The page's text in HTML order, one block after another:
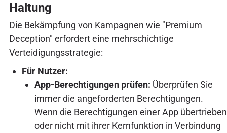
Haltung
Die Bekämpfung von Kampagnen wie "Premium
Deception" erfordert eine mehrschichtige
Verteidigungsstrategie:
Für Nutzer:
App-Berechtigungen prüfen: Überprüfen Sie
immer die angeforderten Berechtigungen.
Wenn die Berechtigungen einer App übertrieben
oder nicht mit ihrer Kernfunktion in Verbindung